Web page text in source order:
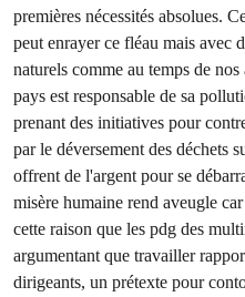
premières nécessités absolues.
peut enrayer ce fléau mais avec
naturels comme au temps de
pays est responsable de sa
prenant des initiatives pour
par le déversement des déchets
offrent de l'argent pour se
misère humaine rend aveugle
cette raison que les pdg des
argumentant que travailler
dirigeants, un prétexte pour